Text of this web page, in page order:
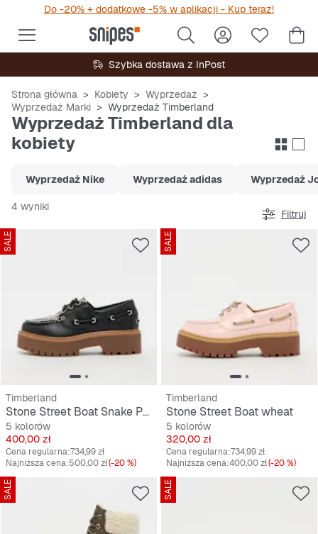
Do -20% + dodatkowe -5% w aplikacji - Kup teraz!
Szybka dostawa z InPost
Strona główna Kobiety
Wyprzedaż
Wyprzedaż Marki
Wyprzedaż Timberland
Wyprzedaż Timberland dla
kobiety
Wyprzedaż Nike Wyprzedaż adidas Wyprzedaż
4 wyniki
Filtruj
SALE
Timberland
Stone Street Boat Snake Print Suede
5 kolorów
Cena
400,00 zł
Cena regularna:734,99 zł
Najniższa cena:500,00 zł(-20 %)
SALE
Timberland
Stone Street Boat wheat
5 kolorów
Cena
320,00 zł
Cena regularna:734,99 zł
Najniższa cena:400,00 zł(-20 %)
SALE SALE